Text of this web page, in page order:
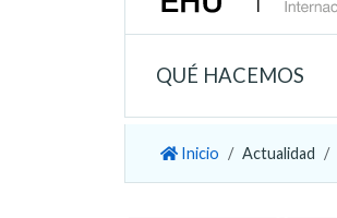
QUÉ HACEMOS
Inicio Actualidad